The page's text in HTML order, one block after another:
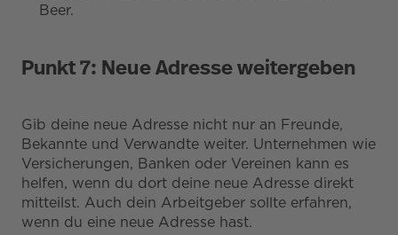
Beer.
Punkt 7: Neue Adresse weitergeben
Gib deine neue Adresse nicht nur an Freunde,
Bekannte und Verwandte weiter. Unternehmen wie
Versicherungen, Banken oder Vereinen kann es
helfen, wenn du dort deine neue Adresse direkt
mitteilst. Auch dein Arbeitgeber sollte erfahren,
wenn du eine neue Adresse hast.